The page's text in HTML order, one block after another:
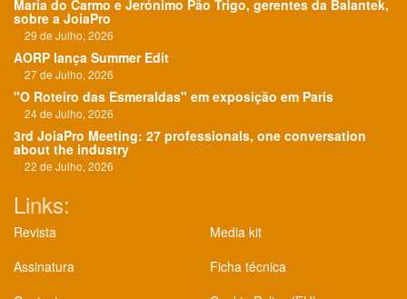
Maria do Carmo e Jerónimo Pão Trigo, gerentes da Balantek,
sobre a JoiaPro
29 de Julho, 2026
AORP lança Summer Edit
27 de Julho, 2026
"O Roteiro das Esmeraldas" em exposição em Paris
24 de Julho, 2026
3rd JoiaPro Meeting: 27 professionals, one conversation
about the industry
22 de Julho, 2026
Links:
Revista
Assinatura
Media kit
Ficha técnica